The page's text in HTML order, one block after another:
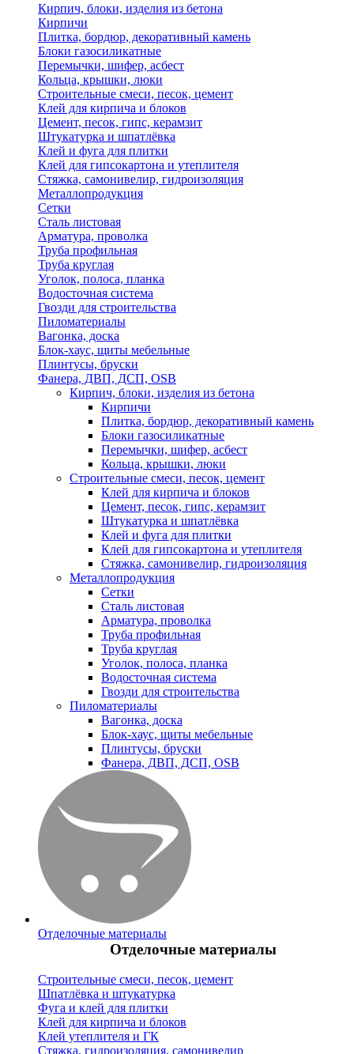
Кирпич, блоки, изделия из бетона
Кирпичи
Плитка, бордюр, декоративный камень
Блоки газосиликатные
Перемычки, шифер, асбест
Кольца, крышки, люки
Строительные смеси, песок, цемент
Клей для кирпича и блоков
Цемент, песок, гипс, керамзит
Штукатурка и шпатлёвка
Клей и фуга для плитки
Клей для гипсокартона и утеплителя
Стяжка, самонивелир, гидроизоляция
Металлопродукция
Сетки
Сталь листовая
Арматура, проволка
Труба профильная
Труба круглая
Уголок, полоса, планка
Водосточная система
Гвозди для строительства
Пиломатериалы
Вагонка, доска
Блок-хаус, щиты мебельные
Плинтусы, бруски
Фанера, ДВП, ДСП, OSB
Кирпич, блоки, изделия из бетона
Кирпичи
Плитка, бордюр, декоративный камень
Блоки газосиликатные
Перемычки, шифер, асбест
Кольца, крышки, люки
Строительные смеси, песок, цемент
Клей для кирпича и блоков
Цемент, песок, гипс, керамзит
Штукатурка и шпатлёвка
Клей и фуга для плитки
Клей для гипсокартона и утеплителя
Стяжка, самонивелир, гидроизоляция
Металлопродукция
Сетки
Сталь листовая
Арматура, проволка
Труба профильная
Труба круглая
Уголок, полоса, планка
Водосточная система
Гвозди для строительства
Пиломатериалы
Вагонка, доска
Блок-хаус, щиты мебельные
Плинтусы, бруски
Фанера, ДВП, ДСП, OSB
Отделочные материалы
Отделочные материалы
Строительные смеси, песок, цемент
Шпатлёвка и штукатурка
Фуга и клей для плитки
Клей для кирпича и блоков
Клей утеплителя и ГК
Стяжка, гидроизоляция, самонивелир